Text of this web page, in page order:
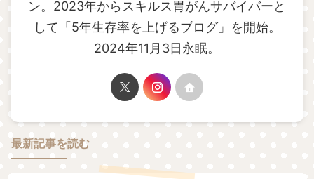
ン。2023年からスキルス胃がんサバイバーと
して「5年生存率を上げるブログ」を開始。
2024年11月3日永眠。
最新記事を読む